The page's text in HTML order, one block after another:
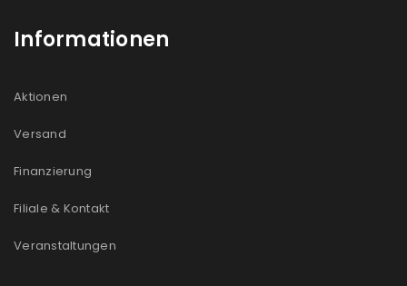
Informationen
Aktionen
Versand
Finanzierung
Filiale & Kontakt
Veranstaltungen